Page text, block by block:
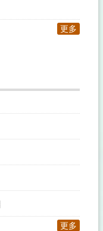
更多
更多